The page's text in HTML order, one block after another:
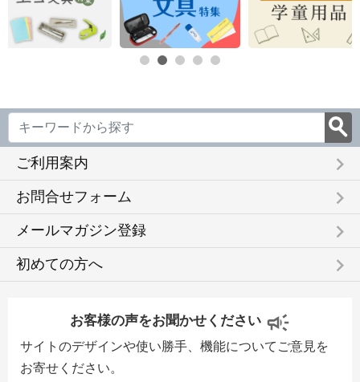
ご利用案内 keyboard_arrow_right
お問合せフォーム keyboard_arrow_right
メールマガジン登録 keyboard_arrow_right
初めての方へ keyboard_arrow_right
お客様の声をお聞かせください
サイトのデザインや使い勝手、機能についてご意見を
お寄せください。